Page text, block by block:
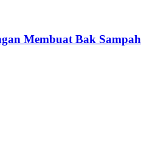
Membuat Bak Sampah